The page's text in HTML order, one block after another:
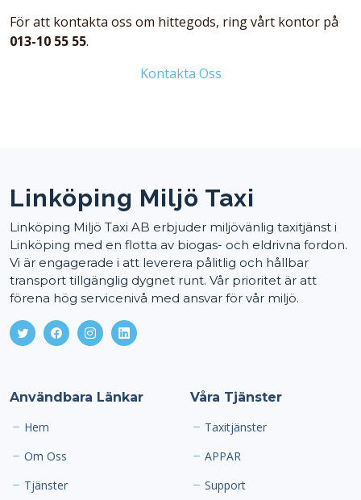
För att kontakta oss om hittegods, ring vårt kontor på
013-10 55 55.
Kontakta Oss
Linköping Miljö Taxi
Linköping Miljö Taxi AB erbjuder miljövänlig taxitjänst i
Linköping med en flotta av biogas- och eldrivna fordon.
Vi är engagerade i att leverera pålitlig och hållbar
transport tillgänglig dygnet runt. Vår prioritet är att
förena hög servicenivå med ansvar för vår miljö.
Användbara Länkar
Hem
Om Oss
Tjänster
Våra Tjänster
Taxitjänster
APPAR
Support